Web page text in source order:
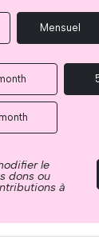
Mensuel
le
dons ou
à